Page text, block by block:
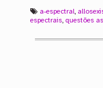
a-espectral,
espectrais, questões